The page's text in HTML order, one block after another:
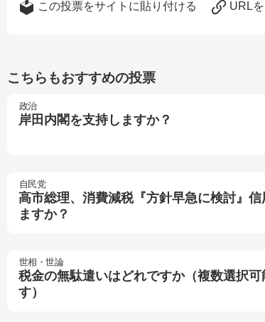
この投票をサイトに貼り付ける URL
こちらもおすすめの投票
政治
岸田内閣を支持しますか？
自民党
高市総理、消費減税『方針早急に検討』信
ますか？
世相・世論
税金の無駄遣いはどれですか（複数選択可
す）